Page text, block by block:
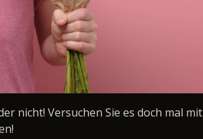
nicht! Versuchen Sie es doch mal mit